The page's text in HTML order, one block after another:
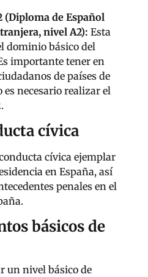
(Diploma de Español
nivel A2): Esta
dominio básico del
importante tener en
de países de
necesario realizar el
cívica
cívica ejemplar
en España, así
penales en el
básicos de
un nivel básico de